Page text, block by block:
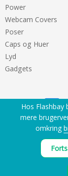
Power
Webcam Covers
Poser
Caps og Huer
Lyd
Gadgets
Hos Flashbay
mere
omkring